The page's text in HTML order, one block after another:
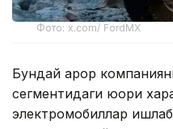
Фото: x.com/ FordMX
Бундай қарор
сегментидаги юқори
электромобиллар ишлаб